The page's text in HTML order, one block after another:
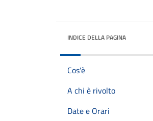
INDICE DELLA PAGINA
Cos'è
A chi è rivolto
Date e Orari